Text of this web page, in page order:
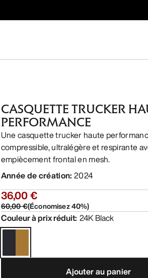
CASQUETTE TRUCKER
PERFORMANCE
Une casquette trucker haute
compressible, ultralégère et respirante
empiècement frontal en mesh.
Année de création: 2024
36,00 €
60,00 €(Économisez40%)
Couleur à prix réduit: 24K Black
Ajouter au panier